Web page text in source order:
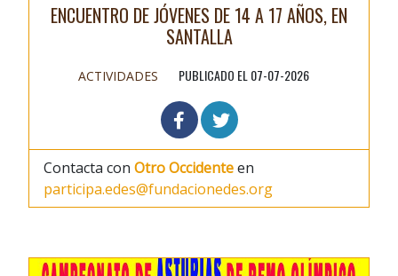
ENCUENTRO DE JÓVENES DE 14 A 17 AÑOS, EN
SANTALLA
ACTIVIDADES PUBLICADO EL 07-07-2026
Contacta con Otro Occidenteen
participa.edes@fundacionedes.org